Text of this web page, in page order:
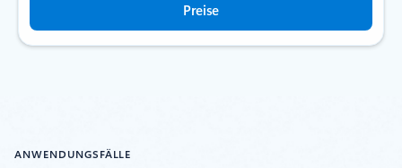
Preise
ANWENDUNGSFÄLLE